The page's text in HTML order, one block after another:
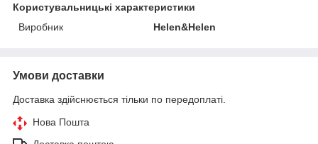
Користувальницькі характеристики
Виробник
Helen&Helen
Умови доставки
Доставка здійснюється тільки по передоплаті.
Нова Пошта